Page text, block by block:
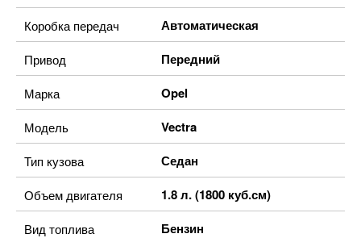
Коробка передач Автоматическая
Привод Передний
Марка Opel
Модель Vectra
Тип кузова Седан
Объем двигателя 1.8 л. (1800 куб.см)
Вид топлива Бензин